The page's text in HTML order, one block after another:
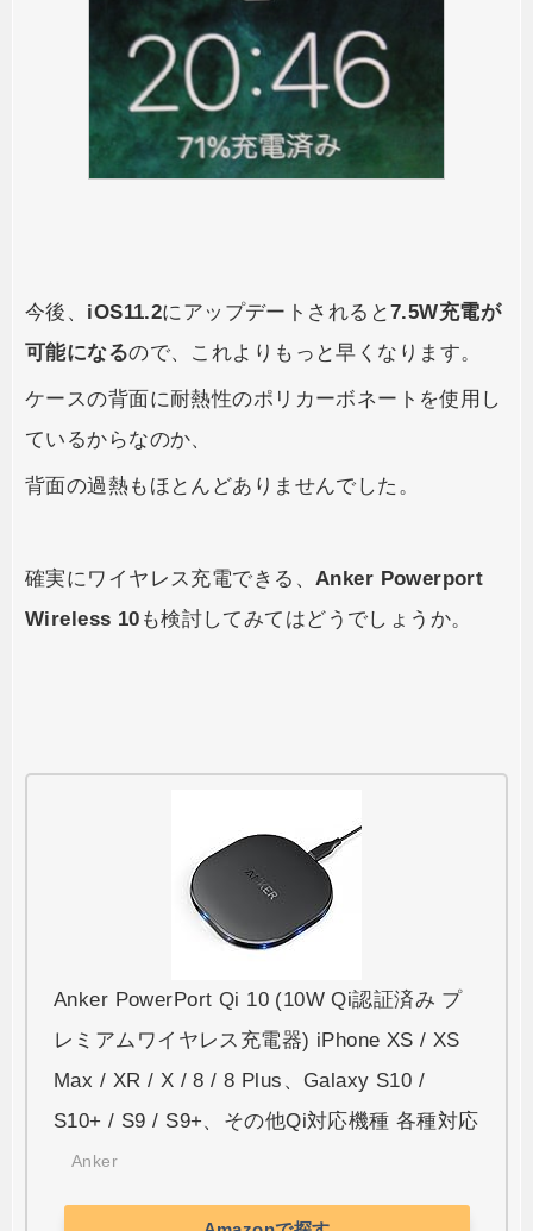
今後、 iOS11.2にアップデートされると7.5W充電が
可能になるので、これよりもっと早くなります。
ケースの背面に耐熱性のポリカーボネートを使用し
ているからなのか、
背面の過熱もほとんどありませんでした。
確実にワイヤレス充電できる、 Anker Powerport
Wireless 10 も検討してみてはどうでしょうか。
Anker PowerPort Qi 10 (10W Qi認証済み プ
レミアムワイヤレス充電器) iPhone XS / XS
Max / XR / X / 8 / 8 Plus、Galaxy S10 /
S10+ / S9 / S9+、その他Qi対応機種 各種対応
Anker